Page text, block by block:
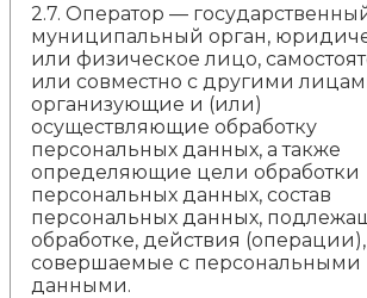
2.7. Оператор —
муниципальный орган,
или физическое лицо,
или совместно с другими
организующие и (или)
осуществляющие обработку
персональных данных, а также
определяющие цели обработки
персональных данных, состав
персональных данных,
обработке, действия (операции),
совершаемые с персональными
данными.